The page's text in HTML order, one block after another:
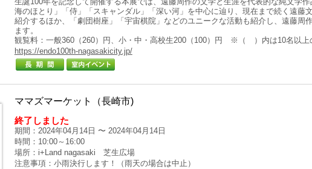
海のほとり」「侍」「スキャンダル」「深い河」を中心に辿り、現在まで続く遠藤
紹介するほか、「劇団樹座」「宇宙棋院」などのユニークな活動も紹介し、遠藤周
ます。
観覧料：一般360（260）円、小・中・高校生200（100）円 ※（ ）内は10名以上
https://endo100th-nagasakicity.jp/
ママズマーケット（長崎市)
終了しました
期間：2024年04月14日 〜 2024年04月14日
時間：10:00～16:00
場所：i+Land nagasaki 芝生広場
注意事項：小雨決行します！（雨天の場合は中止）